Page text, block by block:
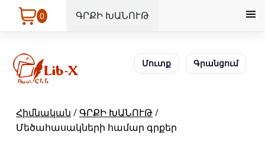
0 ԳՐՔԻ ԽԱՆՈՒԹ
Մուտք Գրանցում
Հիմնական /ԳՐՔԻ ԽԱՆՈՒԹ/
Մեծահասակների համար գրքեր